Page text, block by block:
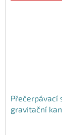
Přečerpávací
gravitační